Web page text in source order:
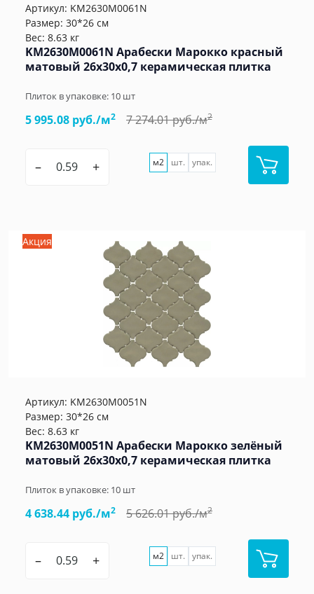
Артикул: KM2630M0061N
Размер: 30*26 см
Вес: 8.63 кг
KM2630M0061N Арабески Марокко красный
матовый 26x30x0,7 керамическая плитка
Плиток в упаковке: 10 шт
5 995.08 руб./м2 7 274.01 руб./м2
– + м2 шт. упак.
Акция
Артикул: KM2630M0051N
Размер: 30*26 см
Вес: 8.63 кг
KM2630M0051N Арабески Марокко зелёный
матовый 26x30x0,7 керамическая плитка
Плиток в упаковке: 10 шт
4 638.44 руб./м2 5 626.01 руб./м2
– + м2 шт. упак.